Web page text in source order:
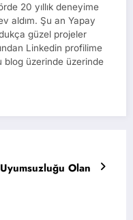
20 yıllık deneyime
aldım. Şu an Yapay
güzel projeler
Linkedin profilime
blog üzerinde üzerinde
Olan